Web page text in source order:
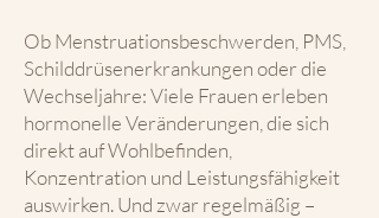
Ob Menstruationsbeschwerden, PMS,
Schilddrüsenerkrankungen oder die
Wechseljahre: Viele Frauen erleben
hormonelle Veränderungen, die sich
direkt auf Wohlbefinden,
Konzentration und Leistungsfähigkeit
auswirken. Und zwar regelmäßig –